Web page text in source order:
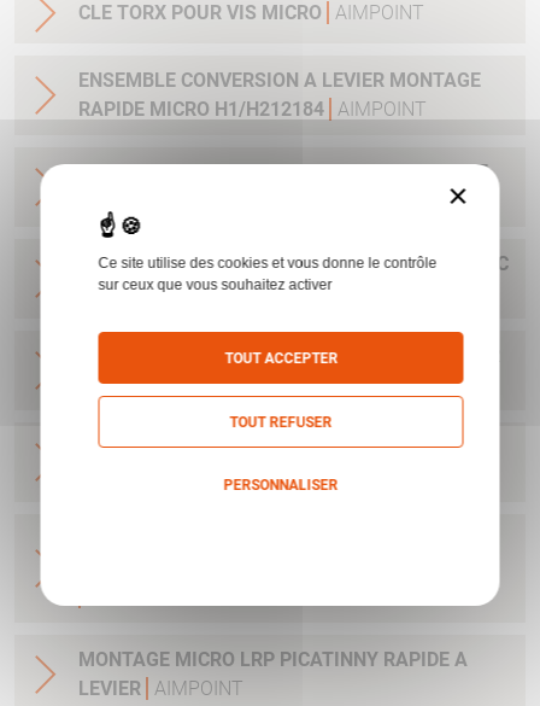
CLE TORX POUR VIS MICRO AIMPOINT
ENSEMBLE CONVERSION A LEVIER MONTAGE
RAPIDE MICRO H1/H212184 AIMPOINT
BASE MICRO POUR RAIL 11 MM AVEC CLEF ET
BASE POUR H1&H2&ACRO&MICRO SAFARI AVEC
CLEF ET VIS AIMPOINT
BASE MICRO DRILLING AVEC CLEF ET VIS POUR
H1&H2&ACRO AIMPOINT
BASE MICRO BLASER R93 ET AUTRES - AVEC
AIMPOINT
MONTAGE MICRO LRP PICATINNY RAPIDE A
LEVIER AIMPOINT
×
Ce site utilise des cookies et vous donne le contrôle
sur ceux que vous souhaitez activer
TOUT ACCEPTER
TOUT REFUSER
PERSONNALISER